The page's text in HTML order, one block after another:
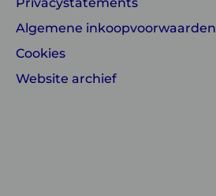
Privacystatements
Algemene inkoopvoorwaarden
Cookies
Website archief